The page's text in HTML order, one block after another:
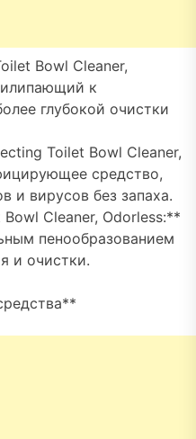
Bowl Cleaner,
к
глубокой очистки
Toilet Bowl Cleaner,
средство,
и вирусов без запаха.
Cleaner, Odorless:**
пенообразованием
и очистки.